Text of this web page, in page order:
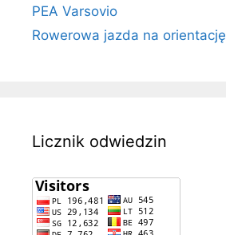
PEA Varsovio
Rowerowa jazda na orientację
Licznik odwiedzin